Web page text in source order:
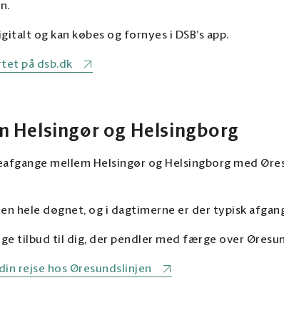
og kan købes og fornyes i DSB’s app.
på dsb.dk
Helsingør og Helsingborg
mellem Helsingør og Helsingborg med
hele døgnet, og i dagtimerne er der typisk
tilbud til dig, der pendler med færge over
rejse hos Øresundslinjen